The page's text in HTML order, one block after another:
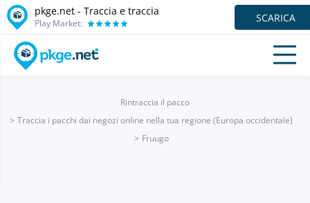
pkge.net - Traccia e traccia
Play Market: SCARICA
Rintraccia il pacco
Traccia i pacchi dai negozi online nella tua regione (Europa occidentale)
Fruugo